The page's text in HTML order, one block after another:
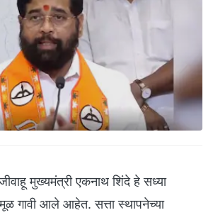
मुख्यमंत्री एकनाथ शिंदे हे सध्या
मूळ गावी आले आहेत. सत्ता स्थापनेच्या